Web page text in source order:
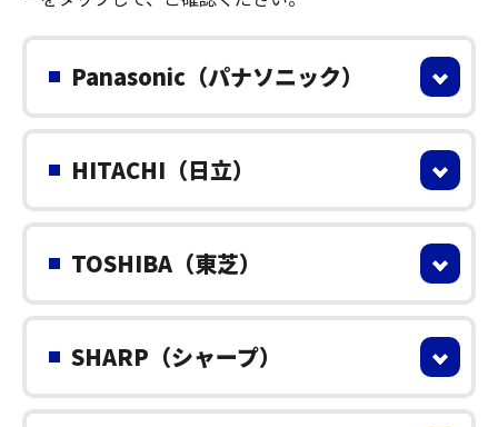
Panasonic（パナソニック）
HITACHI（日立）
TOSHIBA（東芝）
SHARP（シャープ）